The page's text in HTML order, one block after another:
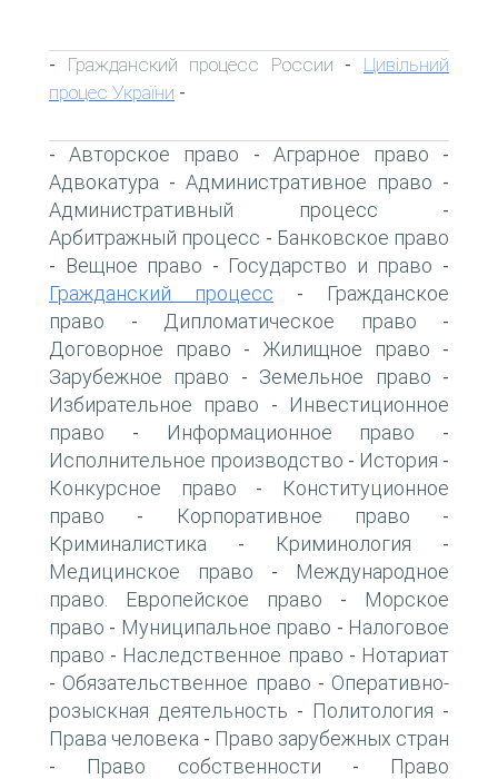
- Гражданский процесс России - Цивільний
процес України -
-Авторское право - Аграрное право -
Адвокатура - Административное право -
Административный процесс -
Арбитражный процесс - Банковское право
- Вещное право - Государство и право -
Гражданский процесс -
Гражданское
право - Дипломатическое право -
Договорное право - Жилищное право -
Зарубежное право - Земельное право -
Избирательное право -
Инвестиционное
право - Информационное право -
Исполнительное производство - История -
Конкурсное право -
Конституционное
право - Корпоративное право -
Криминалистика - Криминология -
Медицинское право -
Международное
право. Европейское право -
Морское
право - Муниципальное право - Налоговое
право - Наследственное право - Нотариат
- Обязательственное право - Оперативно-
розыскная деятельность - Политология -
Права человека - Право зарубежных стран
- Право собственности -
Право